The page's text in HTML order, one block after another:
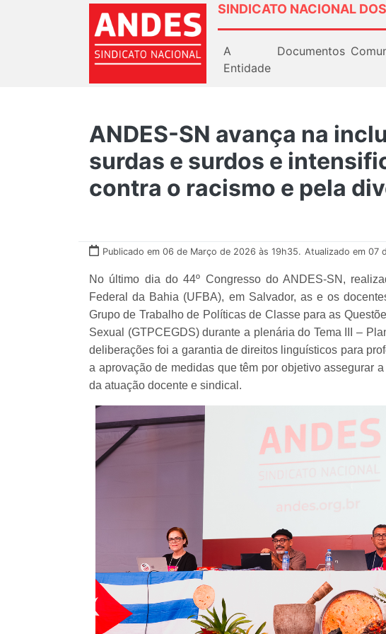
SINDICATO NACIONAL
A
Entidade
Documentos
ANDES-SN avança na
surdas e surdos e
contra o racismo e pela
Publicado em 06 de Março de 2026 às 19h35. Atualizado em 07
No último dia do 44º Congresso do ANDES-SN,
Federal da Bahia (UFBA), em Salvador, as e os
Grupo de Trabalho de Políticas de Classe para as
Sexual (GTPCEGDS) durante a plenária do Tema III –
deliberações foi a garantia de direitos linguísticos para
a aprovação de medidas que têm por objetivo assegurar
da atuação docente e sindical.